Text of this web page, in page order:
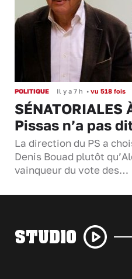
POLITIQUE Il y a 7 h • vu 518 fois
Pissas n’a pas
La direction du PS a
Denis Bouad plutôt
vainqueur du vote des…
STUDIO